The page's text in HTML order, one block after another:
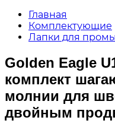
Главная
Комплектующие
Лапки для
Golden Eagle
комплект
молнии для
двойным